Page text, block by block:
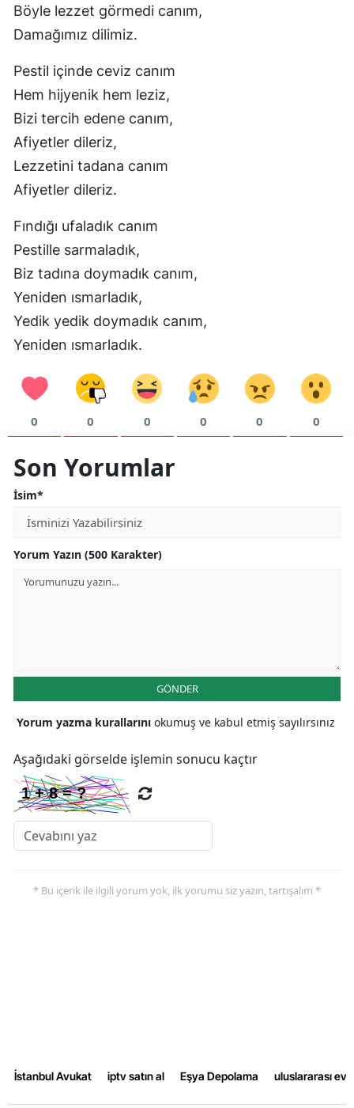
Uşak
Bartın
Iğdır
Yalova
Böyle lezzet görmedi canım,
Damağımız dilimiz.
Pestil içinde ceviz canım
Hem hijyenik hem leziz,
Bizi tercih edene canım,
Afiyetler dileriz,
Lezzetini tadana canım
Afiyetler dileriz.
Fındığı ufaladık canım
Pestille sarmaladık,
Biz tadına doymadık canım,
Yeniden ısmarladık,
Yedik yedik doymadık canım,
Yeniden ısmarladık.
0 0 0 0 0 0
Son Yorumlar
İsim*
Yorum Yazın (500 Karakter)
GÖNDER
Yorum yazma kurallarını okumuş ve kabul etmiş sayılırsınız
Aşağıdaki görselde işlemin sonucu kaçtır
* Bu içerik ile ilgili yorum yok, ilk yorumu siz yazın, tartışalım *
İstanbul Avukat iptv satın al Eşya Depolama uluslararası